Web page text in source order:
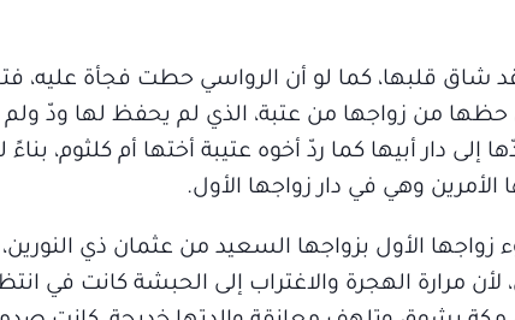
شاق قلبها، كما لو أن الرواسي حطت فجأة عليه،
حظها من زواجها من عتبة، الذي لم يحفظ لها ودّ
دار أبيها كما ردّ أخوه عتيبة أختها أم كلثوم،
وهي في دار زواجها الأول.
الأول بزواجها السعيد من عثمان ذي النورين،
مرارة الهجرة والاغتراب إلى الحبشة كانت في